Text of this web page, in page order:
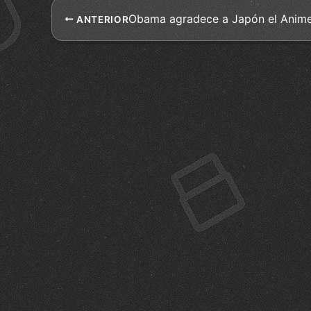
ANTERIORObama agradece a Japón el